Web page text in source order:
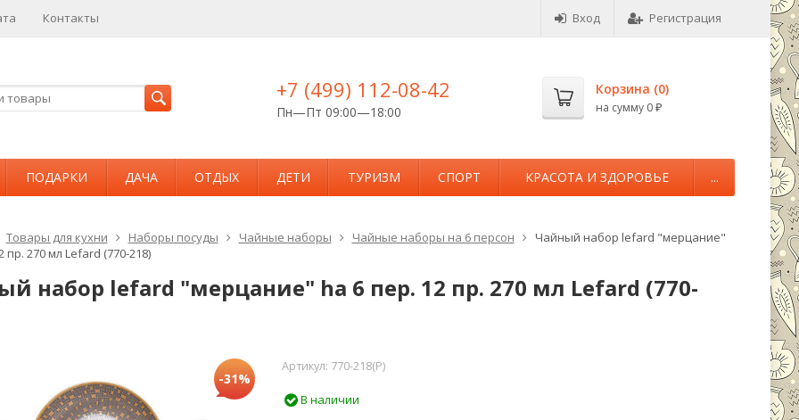
Контакты Вход Регистрация
+7 (499) 112-08-42
Пн—Пт 09:00—18:00
Корзина (0)
на сумму 0 ₽
ПОДАРКИ ДАЧА ОТДЫХ ДЕТИ ТУРИЗМ СПОРТ КРАСОТА И ЗДОРОВЬЕ ...
Товары для кухни Наборы посуды Чайные наборы Чайные наборы на 6 персон
Чайный набор lefard "мерцание"
пр. 270 мл Lefard (770-218)
набор lefard "мерцание" hа 6 пер. 12 пр. 270 мл Lefard (770-
-31%
Артикул: 770-218(P)
В наличии